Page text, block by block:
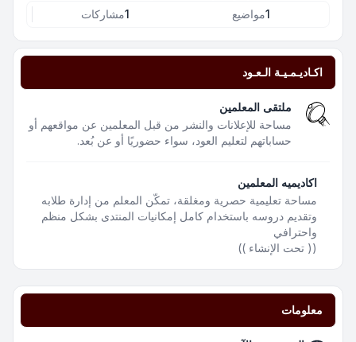
1مواضيع 1مشاركات
اكـاديـمـيـة الـعـود
ملتقى المعلمين
مساحة للإعلانات والنشر من قبل المعلمين عن مواقعهم أو
حساباتهم لتعليم العود، سواء حضوريًا أو عن بُعد.
اكاديميه المعلمين
مساحة تعليمية حصرية ومغلقة، تمكّن المعلم من إدارة طلابه
وتقديم دروسه باستخدام كامل إمكانيات المنتدى بشكل منظم
واحترافي
(( تحت الإنشاء ))
معلومات